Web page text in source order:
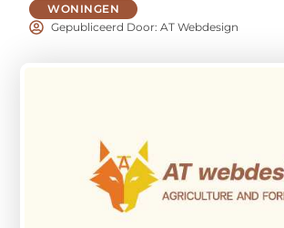
WONINGEN
Gepubliceerd Door: AT Webdesign